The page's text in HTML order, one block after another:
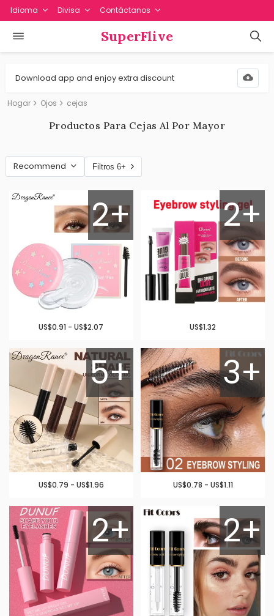
Idioma Divisa Contáctanos
SuperFlive
Download app and enjoy extra discount
Hogar Ojos cejas
Productos Para Cejas Al Por Mayor
Recommend Filtros 6+
2+
US$0.91 - US$2.07
2+
US$1.32
5+
US$0.79 - US$1.96
3+
US$0.78 - US$1.11
2+ 2+